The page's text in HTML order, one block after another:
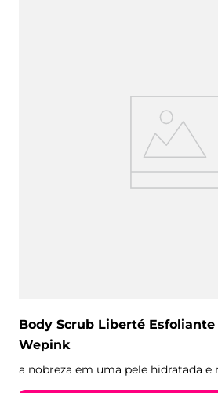
Body Scrub Liberté
Wepink
a nobreza em uma pele hidratada e